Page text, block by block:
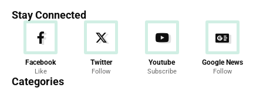
Stay Connected
Facebook
Like
Twitter
Follow
Youtube
Subscribe
Google News
Follow
Categories